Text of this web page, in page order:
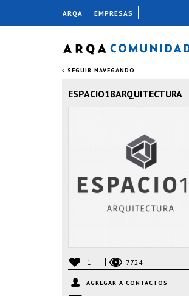
SEGUIR NAVEGANDO
ESPACIO18ARQUITECTURA
1 7724
AGREGAR A CONTACTOS
ARQA EMPRESAS